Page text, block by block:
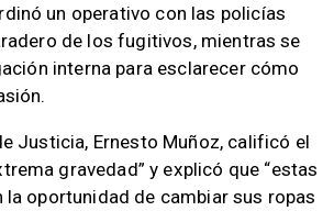
un operativo con las policías
de los fugitivos, mientras se
interna para esclarecer cómo
Justicia, Ernesto Muñoz, calificó el
gravedad” y explicó que “estas
la oportunidad de cambiar sus ropas